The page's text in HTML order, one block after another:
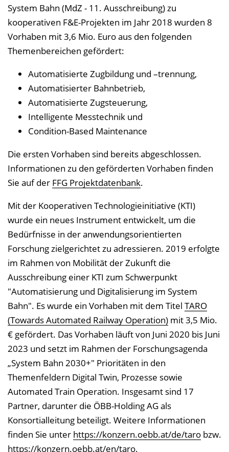
System Bahn (MdZ - 11. Ausschreibung) zu
kooperativen F&E-Projekten im Jahr 2018 wurden 8
Vorhaben mit 3,6 Mio. Euro aus den folgenden
Themenbereichen gefördert:
Automatisierte Zugbildung und –trennung,
Automatisierter Bahnbetrieb,
Automatisierte Zugsteuerung,
Intelligente Messtechnik und
Condition-Based Maintenance
Die ersten Vorhaben sind bereits abgeschlossen.
Informationen zu den geförderten Vorhaben finden
Sie auf der FFG Projektdatenbank.
Mit der Kooperativen Technologieinitiative (KTI)
wurde ein neues Instrument entwickelt, um die
Bedürfnisse in der anwendungsorientierten
Forschung zielgerichtet zu adressieren. 2019 erfolgte
im Rahmen von Mobilität der Zukunft die
Ausschreibung einer KTI zum Schwerpunkt
"Automatisierung und Digitalisierung im System
Bahn". Es wurde ein Vorhaben mit dem Titel TARO
(Towards Automated Railway Operation) mit 3,5 Mio.
€ gefördert. Das Vorhaben läuft von Juni 2020 bis Juni
2023 und setzt im Rahmen der Forschungsagenda
„System Bahn 2030+" Prioritäten in den
Themenfeldern Digital Twin, Prozesse sowie
Automated Train Operation. Insgesamt sind 17
Partner, darunter die ÖBB-Holding AG als
Konsortialleitung beteiligt. Weitere Informationen
finden Sie unter https://konzern.oebb.at/de/taro bzw.
https://konzern.oebb.at/en/taro.